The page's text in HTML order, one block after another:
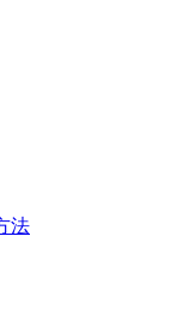
法